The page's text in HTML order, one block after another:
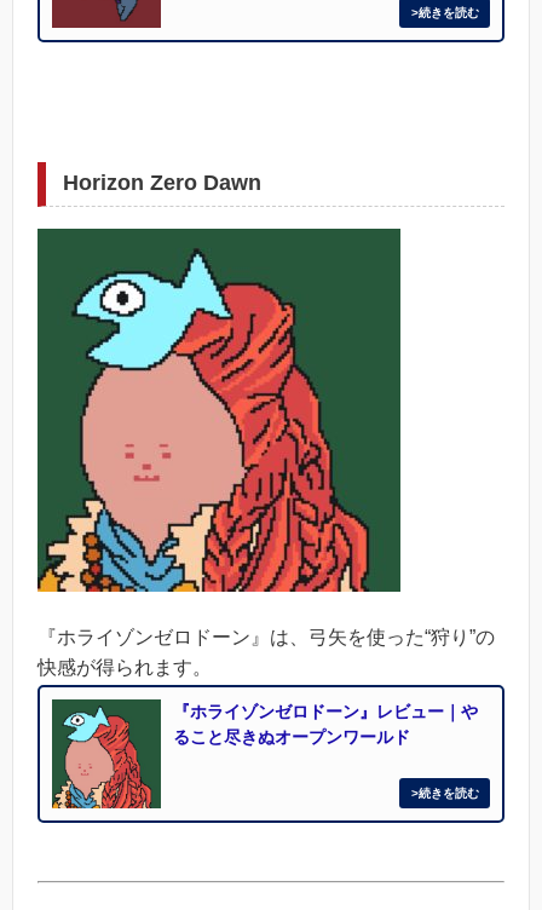
Horizon Zero Dawn
『ホライゾンゼロドーン』は、弓矢を使った“狩り”の
快感が得られます。
『ホライゾンゼロドーン』レビュー｜や
ること尽きぬオープンワールド